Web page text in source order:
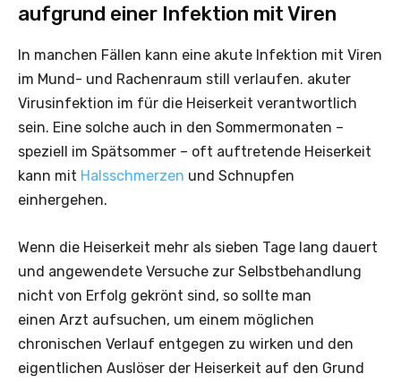
aufgrund einer Infektion mit Viren
In manchen Fällen kann eine akute Infektion mit Viren
im Mund- und Rachenraum still verlaufen. akuter
Virusinfektion im für die Heiserkeit verantwortlich
sein. Eine solche auch in den Sommermonaten –
speziell im Spätsommer – oft auftretende Heiserkeit
kann mit Halsschmerzen und Schnupfen
einhergehen.
Wenn die Heiserkeit mehr als sieben Tage lang dauert
und angewendete Versuche zur Selbstbehandlung
nicht von Erfolg gekrönt sind, so sollte man
einen Arzt aufsuchen, um einem möglichen
chronischen Verlauf entgegen zu wirken und den
eigentlichen Auslöser der Heiserkeit auf den Grund